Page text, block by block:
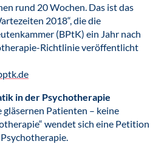
rund 20 Wochen. Das ist das
2018“, die die
(BPtK) ein Jahr nach
Richtlinie veröffentlicht
in der Psychotherapie
gläsernen Patienten – keine
wendet sich eine Petition